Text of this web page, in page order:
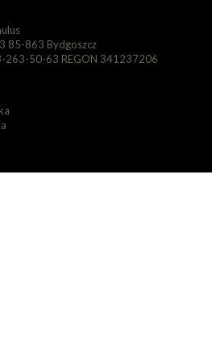
85-863 Bydgoszcz
263-50-63 REGON 341237206